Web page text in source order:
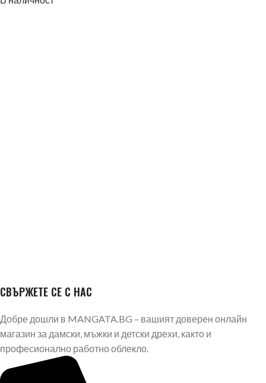
СВЪРЖЕТЕ СЕ С НАС
Добре дошли в MANGATA.BG – вашият доверен онлайн
магазин за дамски, мъжки и детски дрехи, както и
професионално работно облекло.